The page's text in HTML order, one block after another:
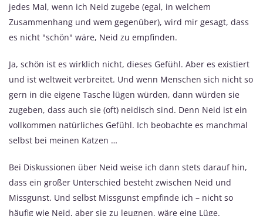
jedes Mal, wenn ich Neid zugebe (egal, in welchem
Zusammenhang und wem gegenüber), wird mir gesagt, dass
es nicht "schön" wäre, Neid zu empfinden.
Ja, schön ist es wirklich nicht, dieses Gefühl. Aber es existiert
und ist weltweit verbreitet. Und wenn Menschen sich nicht so
gern in die eigene Tasche lügen würden, dann würden sie
zugeben, dass auch sie (oft) neidisch sind. Denn Neid ist ein
vollkommen natürliches Gefühl. Ich beobachte es manchmal
selbst bei meinen Katzen …
Bei Diskussionen über Neid weise ich dann stets darauf hin,
dass ein großer Unterschied besteht zwischen Neid und
Missgunst. Und selbst Missgunst empfinde ich – nicht so
häufig wie Neid, aber sie zu leugnen, wäre eine Lüge.